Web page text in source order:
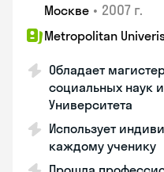
Москве • 2007 г.
Metropolitan
Обладает
социальных наук
Университета
Использует
каждому ученику